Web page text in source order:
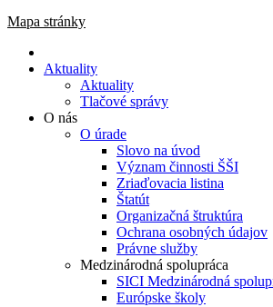
Mapa stránky
Aktuality
Aktuality
Tlačové správy
O nás
O úrade
Slovo na úvod
Význam činnosti ŠŠI
Zriaďovacia listina
Štatút
Organizačná štruktúra
Ochrana osobných údajov
Právne služby
Medzinárodná spolupráca
SICI Medzinárodná
Európske školy